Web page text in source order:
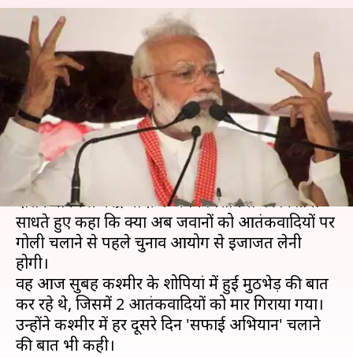
क्या आतंकवादियों को मारने से पहले
जवानों को चुनाव आयोग की इजाजत
लेनी होगी- प्रधानमंत्री मोदी
लेखन मुकुल तोमर May 12, 2019 03:48 pm
क्या है खबर?
रविवार को लोकसभा चुनाव के अंतिम चरण के प्रचार के
दौरान प्रधानमंत्री नरेंद्र मोदी ने अपने विरोधियों पर निशाना
साधते हुए कहा कि क्या अब जवानों को आतंकवादियों पर
गोली चलाने से पहले चुनाव आयोग से इजाजत लेनी
होगी।
वह आज सुबह कश्मीर के शोपियां में हुई मुठभेड़ की बात
कर रहे थे, जिसमें 2 आतंकवादियों को मार गिराया गया।
उन्होंने कश्मीर में हर दूसरे दिन 'सफाई अभियान' चलाने